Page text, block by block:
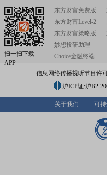
扫一扫下载
APP
东方财富免费版
东方财富Level-2
东方财富策略版
妙想投研助理
Choice金融终端
信息网络传播视听节目许
沪ICP证:沪B2-
关于我们 可